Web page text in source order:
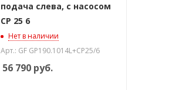
подача слева, с насосом
CP 25 6
Нет в наличии
Арт.: GF GP190.1014L+CP25/6
56 790руб.